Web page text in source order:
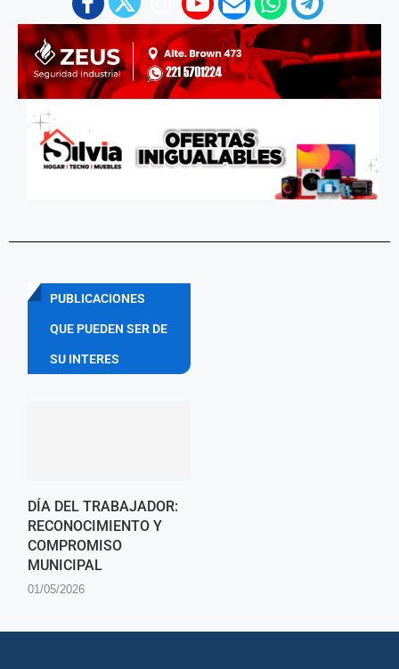
PUBLICACIONES
QUE PUEDEN SER DE
SU INTERES
DÍA DEL TRABAJADOR:
RECONOCIMIENTO Y
COMPROMISO
MUNICIPAL
01/05/2026